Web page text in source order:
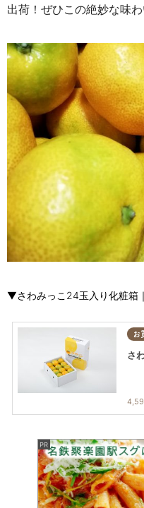
出荷！ ぜひこの絶妙な味わ
▼さわみっこ24玉入り化粧箱
お
さ